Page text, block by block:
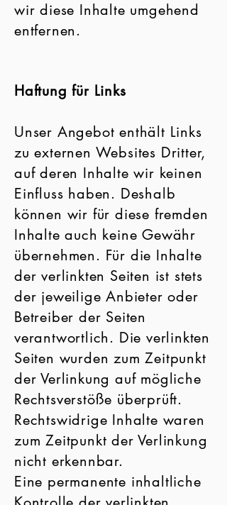
wir diese Inhalte umgehend
entfernen.
Haftung für Links
Unser Angebot enthält Links
zu externen Websites Dritter,
auf deren Inhalte wir keinen
Einfluss haben. Deshalb
können wir für diese fremden
Inhalte auch keine Gewähr
übernehmen. Für die Inhalte
der verlinkten Seiten ist stets
der jeweilige Anbieter oder
Betreiber der Seiten
verantwortlich. Die verlinkten
Seiten wurden zum Zeitpunkt
der Verlinkung auf mögliche
Rechtsverstöße überprüft.
Rechtswidrige Inhalte waren
zum Zeitpunkt der Verlinkung
nicht erkennbar.
Eine permanente inhaltliche